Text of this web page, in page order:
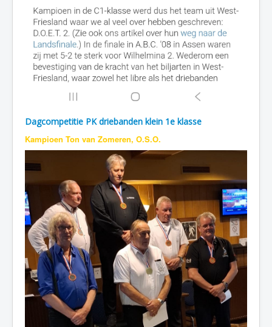
Dagcompetitie PK driebanden klein 1e klasse
Kampioen Ton van Zomeren, O.S.O.